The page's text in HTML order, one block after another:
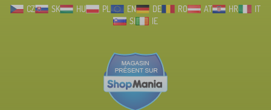
CZ SK HU PL EN DE RO AT HR
IT
SI
IE